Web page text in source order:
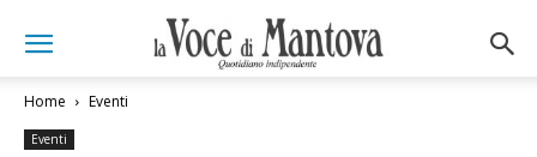
Home Eventi
Eventi